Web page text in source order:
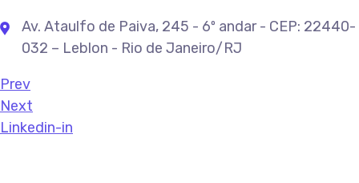
Av. Ataulfo de Paiva, 245 - 6º andar - CEP: 22440-
032 – Leblon - Rio de Janeiro/RJ
Prev
Next
Linkedin-in